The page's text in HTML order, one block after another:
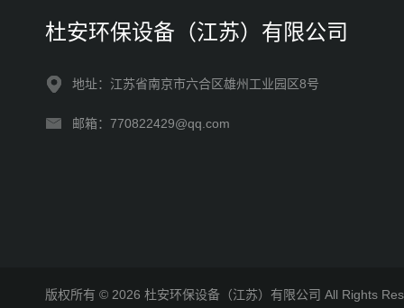
杜安环保设备（江苏）有限公司
地址：江苏省南京市六合区雄州工业园区8号
邮箱：770822429@qq.com
版权所有 © 2026 杜安环保设备（江苏）有限公司 All Rights